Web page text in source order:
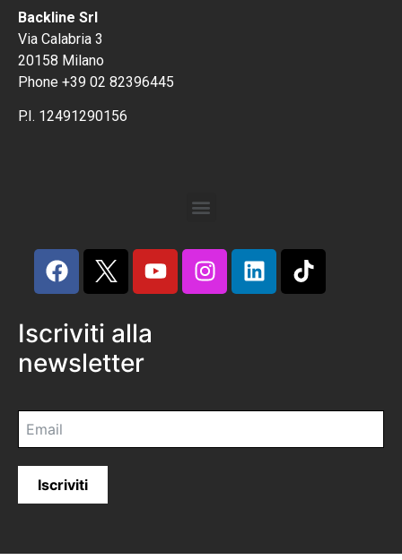
Backline Srl
Via Calabria 3
20158 Milano
Phone +39 02 82396445
P.I. 12491290156
Iscriviti alla
newsletter
Iscriviti